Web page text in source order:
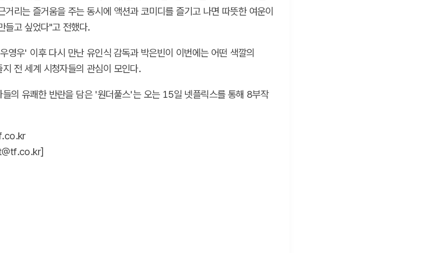
거리는 즐거움을 주는 동시에 액션과 코미디를 즐기고 나면 따뜻한 여운이
들고 싶었다"고 전했다.
영우' 이후 다시 만난 유인식 감독과 박은빈이 이번에는 어떤 색깔의
전 세계 시청자들의 관심이 모인다.
들의 유쾌한 반란을 담은 '원더풀스'는 오는 15일 넷플릭스를 통해 8부작
]